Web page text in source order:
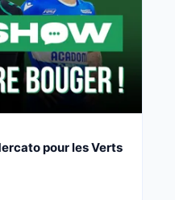
pour les Verts